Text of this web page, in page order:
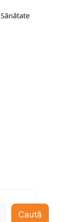
Sănătate
Caută